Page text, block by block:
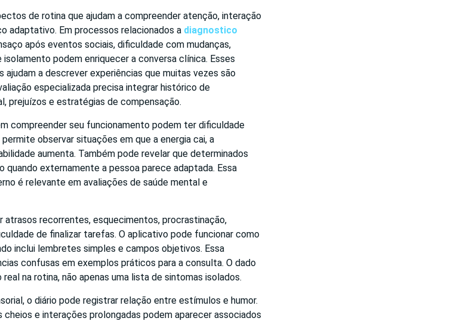
de rotina que ajudam a compreender atenção, interação
adaptativo. Em processos relacionados a diagnostico
após eventos sociais, dificuldade com mudanças,
podem enriquecer a conversa clínica. Esses
a descrever experiências que muitas vezes são
especializada precisa integrar histórico de
prejuízos e estratégias de compensação.
compreender seu funcionamento podem ter dificuldade
observar situações em que a energia cai, a
aumenta. Também pode revelar que determinados
quando externamente a pessoa parece adaptada. Essa
é relevante em avaliações de saúde mental e
atrasos recorrentes, esquecimentos, procrastinação,
de finalizar tarefas. O aplicativo pode funcionar como
inclui lembretes simples e campos objetivos. Essa
confusas em exemplos práticos para a consulta. O dado
na rotina, não apenas uma lista de sintomas isolados.
o diário pode registrar relação entre estímulos e humor.
cheios e interações prolongadas podem aparecer associados